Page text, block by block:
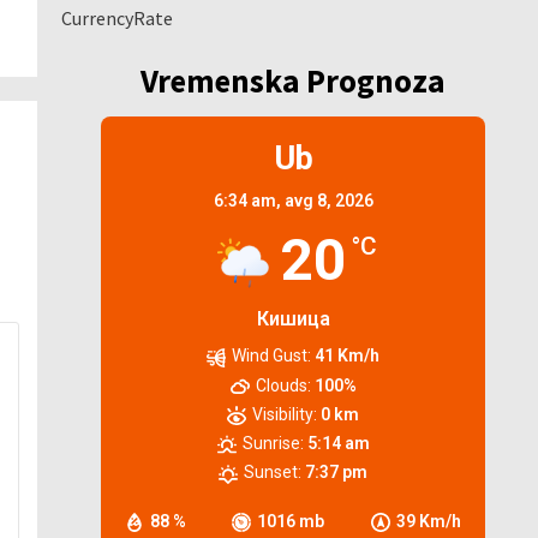
CurrencyRate
Vremenska Prognoza
Ub
6:34 am, avg 8, 2026
20 °C
Кишица
88 % 1016 mb 39 Km/h
Wind Gust: 41 Km/h
Clouds: 100%
Visibility: 0 km
Sunrise: 5:14 am
Sunset: 7:37 pm